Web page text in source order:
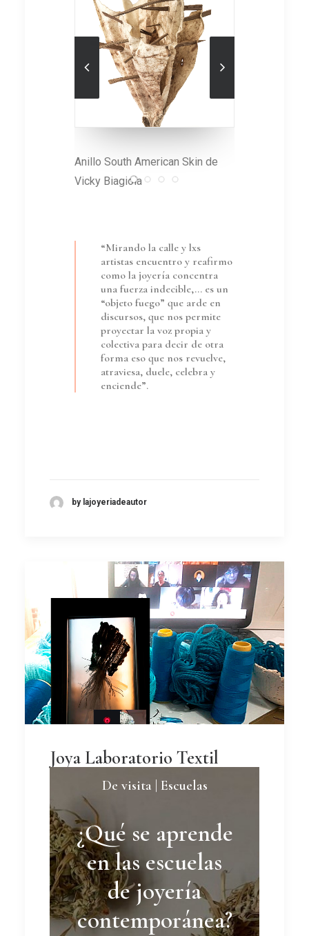
Anillo South American Skin de
Vicky Biagiola
“Mirando la calle y lxs
artistas encuentro y reafirmo
como la joyería concentra
una fuerza indecible,… es un
“objeto fuego” que arde en
discursos, que nos permite
proyectar la voz propia y
colectiva para decir de otra
forma eso que nos revuelve,
atraviesa, duele, celebra y
enciende”.
by lajoyeriadeautor
Joya Laboratorio Textil
De visita | Escuelas
¿Qué se aprende
en las escuelas
de joyería
contemporánea?